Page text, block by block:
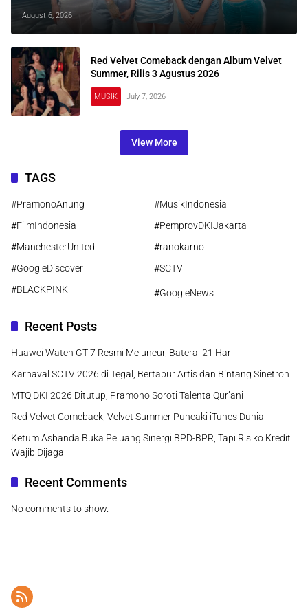
August 6, 2026
Red Velvet Comeback dengan Album Velvet
Summer, Rilis 3 Agustus 2026
MUSIK July 7, 2026
View More
TAGS
#PramonoAnung
#MusikIndonesia
#FilmIndonesia
#PemprovDKIJakarta
#ManchesterUnited
#ranokarno
#GoogleDiscover
#SCTV
#BLACKPINK
#GoogleNews
Recent Posts
Huawei Watch GT 7 Resmi Meluncur, Baterai 21 Hari
Karnaval SCTV 2026 di Tegal, Bertabur Artis dan Bintang Sinetron
MTQ DKI 2026 Ditutup, Pramono Soroti Talenta Qur’ani
Red Velvet Comeback, Velvet Summer Puncaki iTunes Dunia
Ketum Asbanda Buka Peluang Sinergi BPD-BPR, Tapi Risiko Kredit
Wajib Dijaga
Recent Comments
No comments to show.